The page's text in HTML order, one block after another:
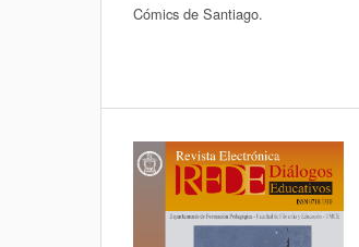
Cómics de Santiago.